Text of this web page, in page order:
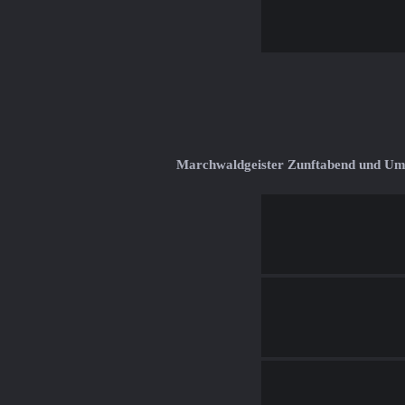
Marchwaldgeister Zunftabend und